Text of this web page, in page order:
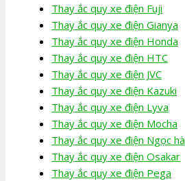
Thay ắc quy xe điện Fuji
Thay ắc quy xe điện Gianya
Thay ắc quy xe điện Honda
Thay ắc quy xe điện HTC
Thay ắc quy xe điện JVC
Thay ắc quy xe điện Kazuki
Thay ắc quy xe điện Lyva
Thay ắc quy xe điện Mocha
Thay ắc quy xe điện Ngọc hà
Thay ắc quy xe điện Osakar
Thay ắc quy xe điện Pega